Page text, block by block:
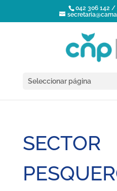
042 306 142 /
Seleccionar página
SECTOR